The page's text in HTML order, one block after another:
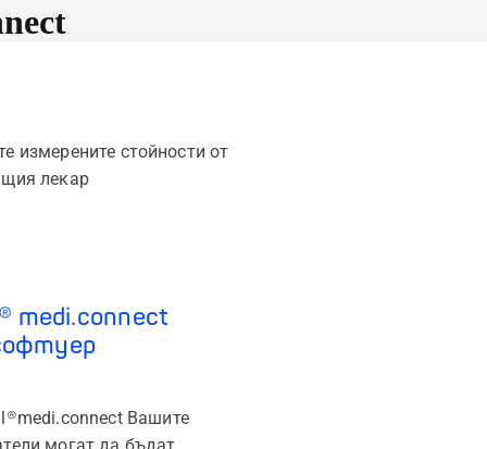
измерените стойности от
лекар
medi.connect
®medi.connect Вашите